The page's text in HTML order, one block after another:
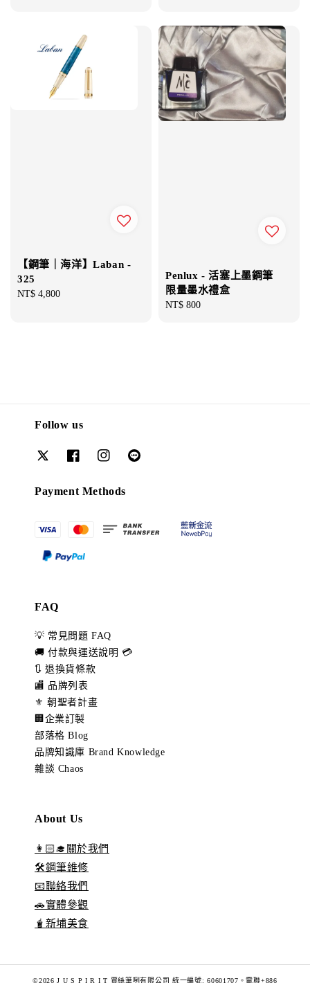
【鋼筆｜海洋】Laban -
325
Regular
NT$ 4,800
Penlux - 活塞上墨鋼筆
限量墨水禮盒
Regular
NT$ 800
Follow us
Payment Methods
FAQ
💡 常見問題 FAQ
🚚 付款與運送說明 💳
🔃 退換貨條款
🏬 品牌列表
⚜️ 朝聖者計畫
🏢企業訂製
部落格 Blog
品牌知識庫 Brand Knowledge
雜談 Chaos
About Us
👩🏻‍🎓關於我們
🛠️鋼筆維修
📧聯絡我們
🚗實體參觀
🧋新埔美食
©2026 J U S P I R I T 賈絲筆咧有限公司 統一編號: 60601707。電聯+886